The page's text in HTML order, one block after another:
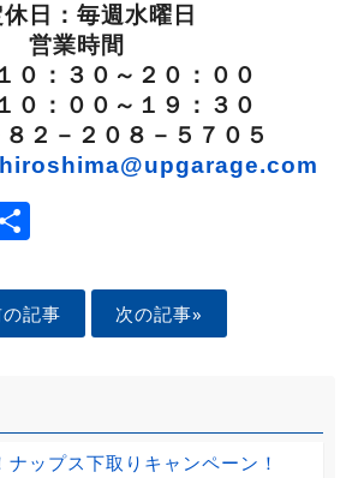
休日：毎週水曜日
営業時間
：３０～２０：００
０：００～１９：３０
２－２０８－５７０５
Share
記事 次の記事»
ナップス下取りキャンペーン！